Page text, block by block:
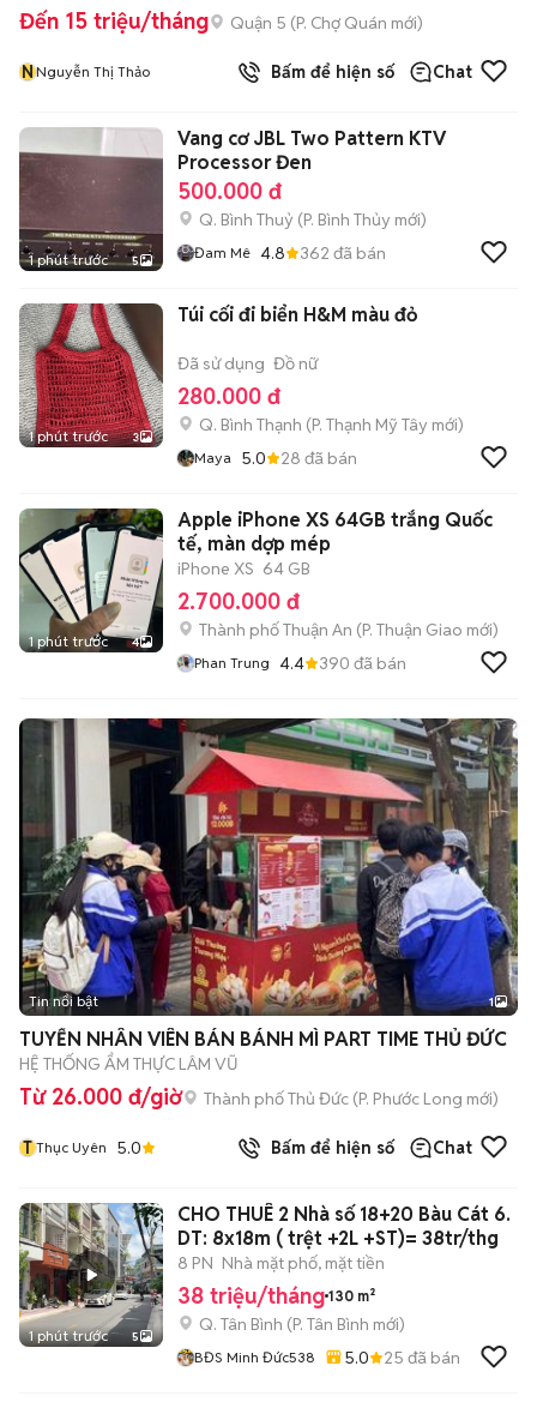
Đến 15 triệu/tháng Quận 5 (P. Chợ Quán mới)
NNguyễn Thị Thảo Bấm để hiện số Chat
1 phút trước 5
Vang cơ JBL Two Pattern KTV
Processor Đen
500.000 đ
Q. Bình Thuỷ (P. Bình Thủy mới)
Đam Mê 4.8 362 đã bán
1 phút trước 3
Túi cối đi biển H&M màu đỏ
Đã sử dụng Đồ nữ
280.000 đ
Q. Bình Thạnh (P. Thạnh Mỹ Tây mới)
Maya 5.0 28 đã bán
1 phút trước 4
Apple iPhone XS 64GB trắng Quốc
tế, màn dợp mép
iPhone XS 64 GB
2.700.000 đ
Thành phố Thuận An (P. Thuận Giao mới)
Phan Trung 4.4 390 đã bán
Tin nổi bật 1
TUYỂN NHÂN VIÊN BÁN BÁNH MÌ PART TIME THỦ ĐỨC
HỆ THỐNG ẨM THỰC LÂM VŨ
Từ 26.000 đ/giờ Thành phố Thủ Đức (P. Phước Long mới)
T Thục Uyên 5.0 Bấm để hiện số Chat
1 phút trước 5
CHO THUÊ 2 Nhà số 18+20 Bàu Cát 6.
DT: 8x18m ( trệt +2L +ST)= 38tr/thg
8 PN Nhà mặt phố, mặt tiền
38 triệu/tháng 130 m²
Q. Tân Bình (P. Tân Bình mới)
BĐS Minh Đức538 5.0 25 đã bán